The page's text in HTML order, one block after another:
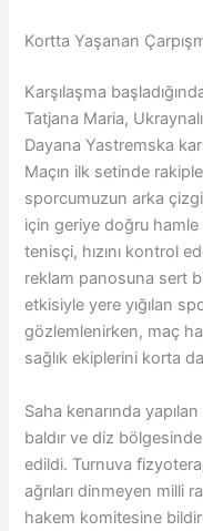
Kortta Yaşanan
Karşılaşma
Tatjana Maria,
Dayana Yastremska
Maçın ilk setinde
sporcumuzun arka
için geriye doğru hamle
tenisçi, hızını kontrol
reklam panosuna sert
etkisiyle yere yığılan
gözlemlenirken, maç
sağlık ekiplerini korta
Saha kenarında
baldır ve diz
edildi. Turnuva
ağrıları dinmeyen milli
hakem komitesine